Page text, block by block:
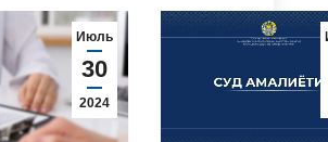
Июль
30
2024